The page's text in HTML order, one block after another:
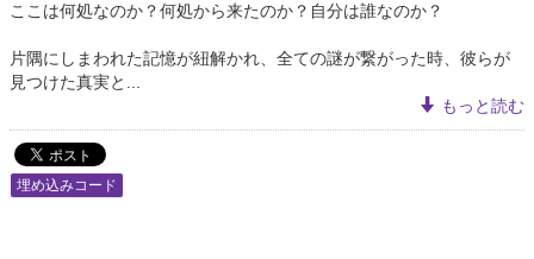
ここは何処なのか？何処から来たのか？自分は誰なのか？
片隅にしまわれた記憶が紐解かれ、全ての謎が繋がった時、彼らが
見つけた真実と...
もっと読む
埋め込みコード